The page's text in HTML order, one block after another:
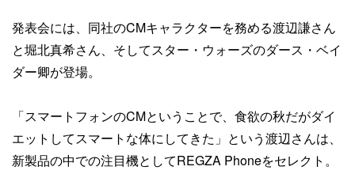
発表会には、同社のCMキャラクターを務める渡辺謙さん
と堀北真希さん、そしてスター・ウォーズのダース・ベイ
ダー卿が登場。
「スマートフォンのCMということで、食欲の秋だがダイ
エットしてスマートな体にしてきた」という渡辺さんは、
新製品の中での注目機としてREGZA Phoneをセレクト。